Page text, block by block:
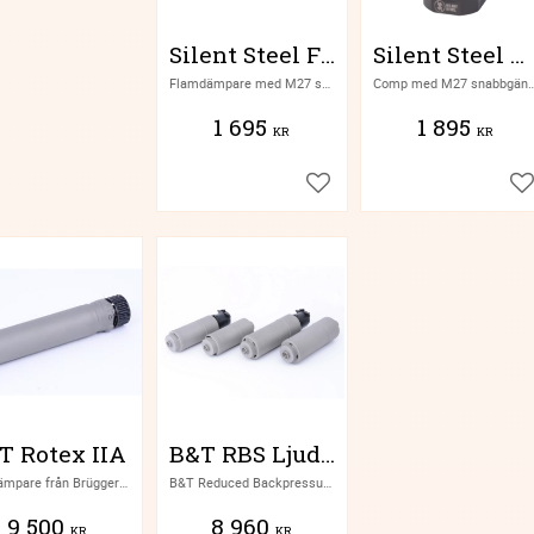
Silent Steel Flamdämpare
1 695 KR
Lägg till i favoriter
Silent Steel Mynningsbroms
Comp med M27 snabbgänga från finska Silent Steel
1 895 KR
Rotex IIA
9 500 KR
B&T RBS Ljuddämpare
B&T Reduced Backpressure Suppressor
8 960 KR